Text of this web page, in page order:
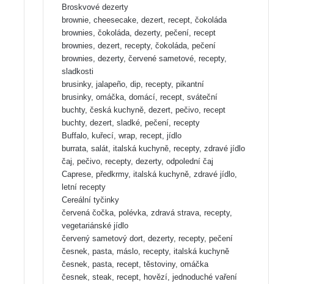
Broskvové dezerty
brownie, cheesecake, dezert, recept, čokoláda
brownies, čokoláda, dezerty, pečení, recept
brownies, dezert, recepty, čokoláda, pečení
brownies, dezerty, červené sametové, recepty,
sladkosti
brusinky, jalapeño, dip, recepty, pikantní
brusinky, omáčka, domácí, recept, sváteční
buchty, česká kuchyně, dezert, pečivo, recept
buchty, dezert, sladké, pečení, recepty
Buffalo, kuřecí, wrap, recept, jídlo
burrata, salát, italská kuchyně, recepty, zdravé jídlo
čaj, pečivo, recepty, dezerty, odpolední čaj
Caprese, předkrmy, italská kuchyně, zdravé jídlo,
letní recepty
Cereální tyčinky
červená čočka, polévka, zdravá strava, recepty,
vegetariánské jídlo
červený sametový dort, dezerty, recepty, pečení
česnek, pasta, máslo, recepty, italská kuchyně
česnek, pasta, recept, těstoviny, omáčka
česnek, steak, recept, hovězí, jednoduché vaření